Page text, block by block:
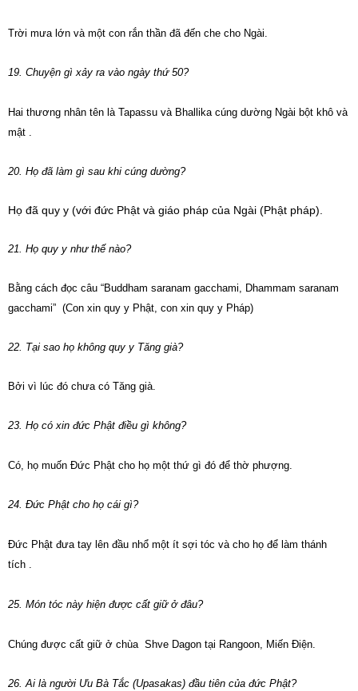
Trời mưa lớn và một con rắn thần đã đến che cho Ngài.
19. Chuyện gì xảy ra vào ngày thứ 50?
Hai thương nhân tên là Tapassu và Bhallika cúng dường Ngài bột khô và
mật .
20. Họ đã làm gì sau khi cúng dường?
Họ đã quy y (với đức Phật và giáo pháp của Ngài (Phật pháp).
21. Họ quy y như thế nào?
Bằng cách đọc câu “Buddham saranam gacchami, Dhammam saranam
gacchami” (Con xin quy y Phật, con xin quy y Pháp)
22. Tại sao họ không quy y Tăng già?
Bởi vì lúc đó chưa có Tăng già.
23. Họ có xin đức Phật điều gì không?
Có, họ muốn Đức Phật cho họ một thứ gì đó để thờ phượng.
24. Ðức Phật cho họ cái gì?
Ðức Phật đưa tay lên đầu nhổ một ít sợi tóc và cho họ để làm thánh
tích .
25. Món tóc này hiện được cất giữ ở đâu?
Chúng được cất giữ ở chùa Shve Dagon tại Rangoon, Miến Điện.
26. Ai là người Ưu Bà Tắc (Upasakas) đầu tiên của đức Phật?